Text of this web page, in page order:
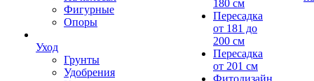
Фигурные
Опоры
Уход
Грунты
Удобрения
180 см
Пересадка
от 181 до
200 см
Пересадка
от 201 см